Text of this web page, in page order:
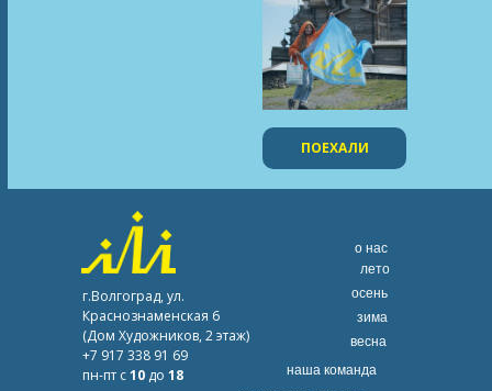
ПОЕХАЛИ
г.Волгоград, ул.
Краснознаменская 6
(Дом Художников, 2 этаж)
+7 917 338 91 69
пн-пт с10 до 18 наша команда
о нас
зима
весна
лето
осень